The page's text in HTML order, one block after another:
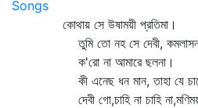
Songs
কোথায় সে উষাময়ী প্রতিমা।
তুমি তো নহ সে দেবী,
ক'রো না আমারে ছলনা।
কী এনেছ ধন মান, তাহা যে চাহে
দেবী গো,চাহি না চাহি না,মণিময়